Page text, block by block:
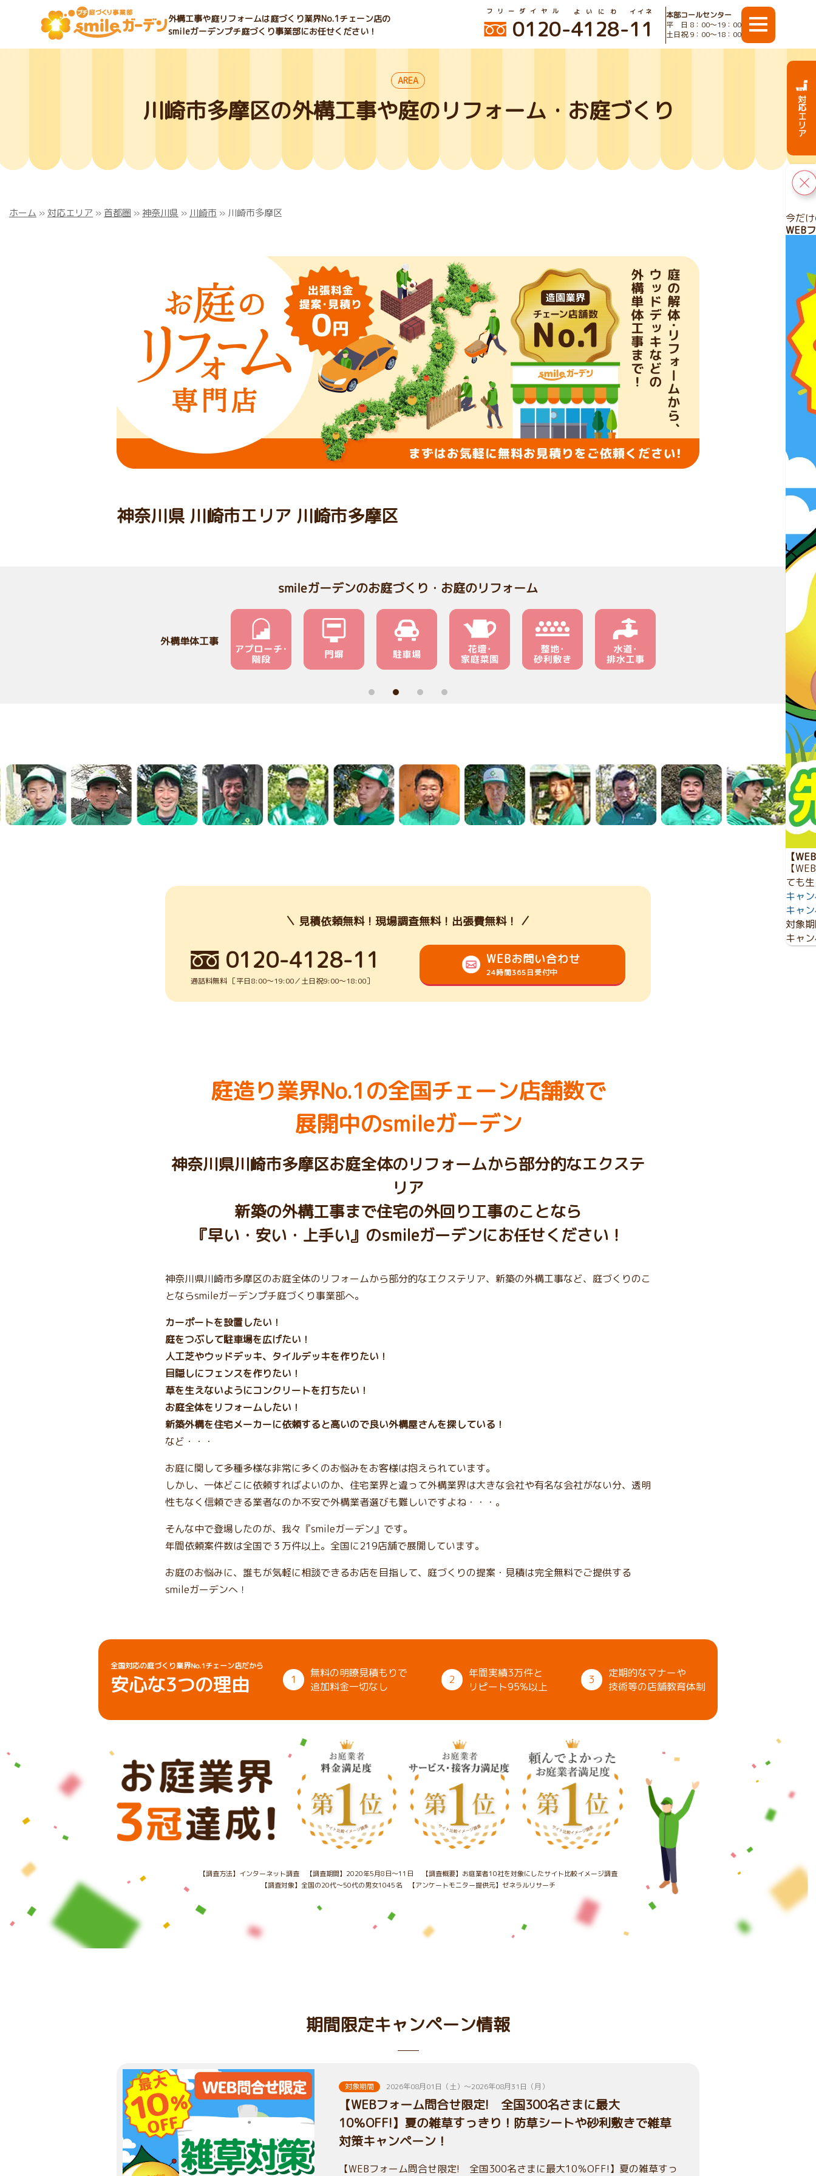
外構工事や庭リフォームは庭づくり業界No.1チェーン店の
smileガーデンプチ庭づくり事業部にお任せください！
0120
フリーダイヤル
-4128
よいにわ
-11
イイネ
本部コールセンター
平 日 8：00〜19：00
土日祝 9：00〜18：00
AREA
川崎市多摩区の外構工事や庭のリフォーム・お庭づくり
ホーム »対応エリア » 首都圏 » 神奈川県 » 川崎市 » 川崎市多摩区
神奈川県 川崎市エリア 川崎市多摩区
smileガーデンのお庭づくり・お庭のリフォーム
外構単体工事
見積依頼無料！現場調査無料！出張費無料！
0120-4128-11
通話料無料 ［平日8:00～19:00／土日祝9:00～18:00］
WEBお問い合わせ
24時間365日受付中
庭造り業界No.1の全国チェーン店舗数で
展開中のsmileガーデン
神奈川県川崎市多摩区お庭全体のリフォームから部分的なエクステ
リア
新築の外構工事まで住宅の外回り工事のことなら
『早い・安い・上手い』のsmileガーデンにお任せください！
神奈川県川崎市多摩区のお庭全体のリフォームから部分的なエクステリア、新築の外構工事など、庭づくりのこ
とならsmileガーデンプチ庭づくり事業部へ。
カーポートを設置したい！
庭をつぶして駐車場を広げたい！
人工芝やウッドデッキ、タイルデッキを作りたい！
目隠しにフェンスを作りたい！
草を生えないようにコンクリートを打ちたい！
お庭全体をリフォームしたい！
新築外構を住宅メーカーに依頼すると高いので良い外構屋さんを探している！
など・・・
お庭に関して多種多様な非常に多くのお悩みをお客様は抱えられています。
しかし、一体どこに依頼すればよいのか、住宅業界と違って外構業界は大きな会社や有名な会社がない分、透明
性もなく信頼できる業者なのか不安で外構業者選びも難しいですよね・・・。
そんな中で登場したのが、我々『smileガーデン』です。
年間依頼案件数は全国で３万件以上。全国に219店舗で展開しています。
お庭のお悩みに、誰もが気軽に相談できるお店を目指して、庭づくりの提案・見積は完全無料でご提供する
smileガーデンへ！
全国対応の庭づくり業界No.1チェーン店だから
安心な3つの理由 1
無料の明瞭見積もりで
追加料金一切なし
2
年間実績3万件と
リピート95%以上
3
定期的なマナーや
技術等の店舗教育体制
【調査方法】インターネット調査 【調査期間】2020年5月8日～11日
【調査概要】お庭業者10社を対象にしたサイト比較イメージ調査
【調査対象】全国の20代～50代の男女1045名
【アンケートモニター提供元】ゼネラルリサーチ
期間限定キャンペーン情報
対象期間 2026年08月01日（土）～2026年08月31日（月）
【WEBフォーム問合せ限定! 全国300名さまに最大
10％OFF!】夏の雑草すっきり！防草シートや砂利敷きで雑草
対策キャンペーン！
【WEBフォーム問合せ限定! 全国300名さまに最大10％OFF!】夏の雑草すっ
対応エリア
今だ
WEB
【
【
ても
キャ
キャ
対象
キャ